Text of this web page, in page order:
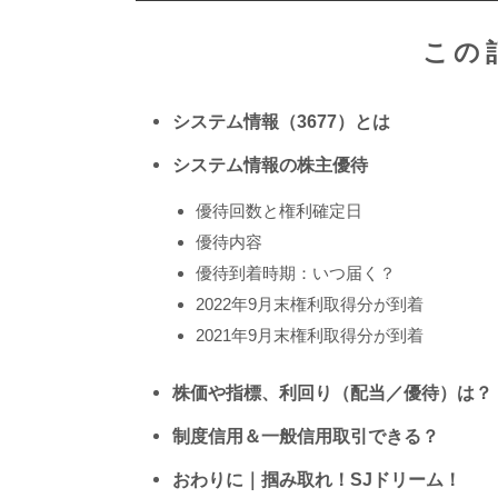
この
システム情報（3677）とは
システム情報の株主優待
優待回数と権利確定日
優待内容
優待到着時期：いつ届く？
2022年9月末権利取得分が到着
2021年9月末権利取得分が到着
株価や指標、利回り（配当／優待）は？
制度信用＆一般信用取引できる？
おわりに｜掴み取れ！SJドリーム！